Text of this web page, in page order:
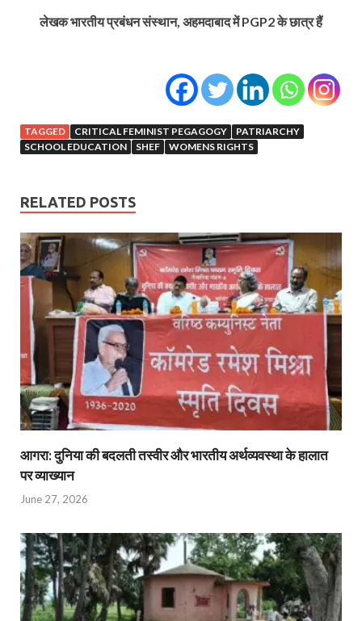
लेखक भारतीय प्रबंधन संस्थान, अहमदाबाद में PGP2के छात्र हैं
TAGGED CRITICAL FEMINIST PEGAGOGY
PATRIARCHY
SCHOOL EDUCATION
SHEF WOMENS RIGHTS
RELATED POSTS
आगरा: दुनिया की बदलती तस्वीर और भारतीय अर्थव्यवस्था के हालात
पर व्याख्यान
June 27, 2026